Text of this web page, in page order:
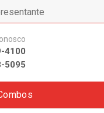
4100
5095